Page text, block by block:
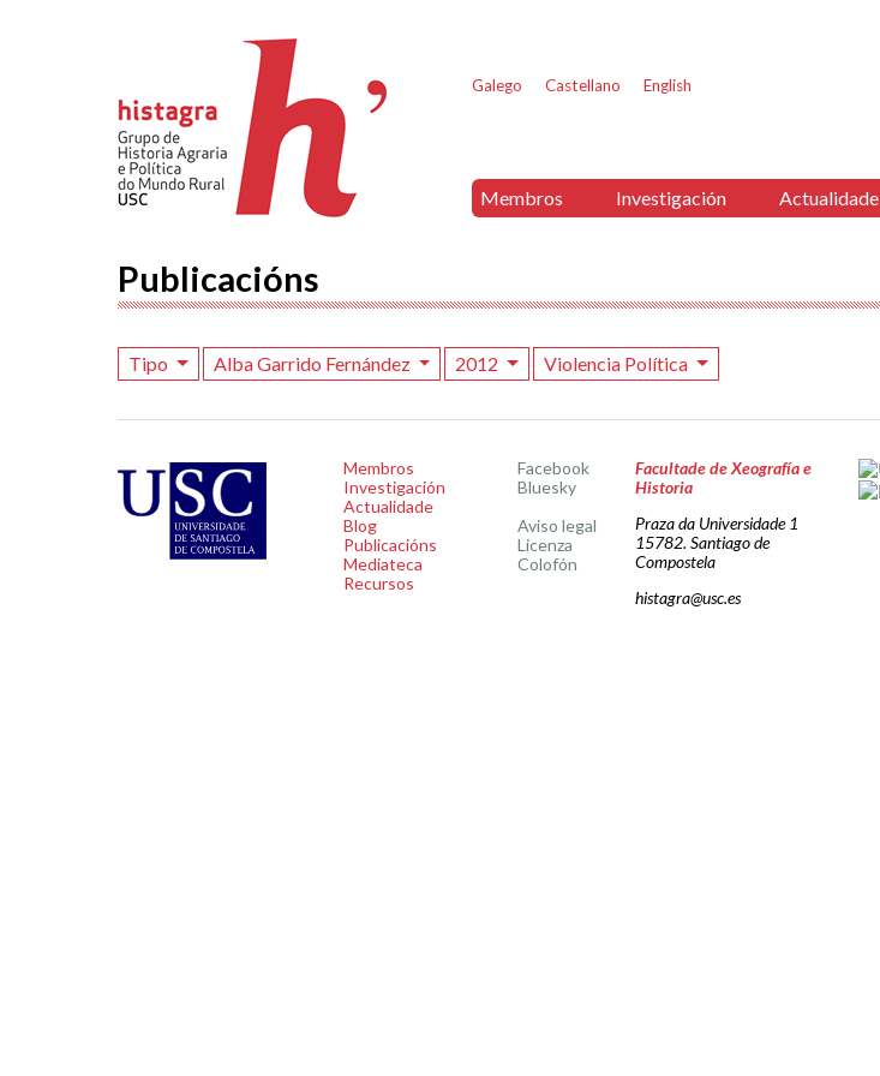
Galego Castellano English
Membros Investigación Actualidade
Publicacións
Tipo Alba Garrido Fernández 2012 Violencia Política
Membros
Investigación
Actualidade
Blog
Publicacións
Mediateca
Recursos
Facebook
Bluesky
Aviso legal
Licenza
Colofón
Facultade de Xeografía e
Historia
Praza da Universidade 1
15782. Santiago de
Compostela
histagra@usc.es